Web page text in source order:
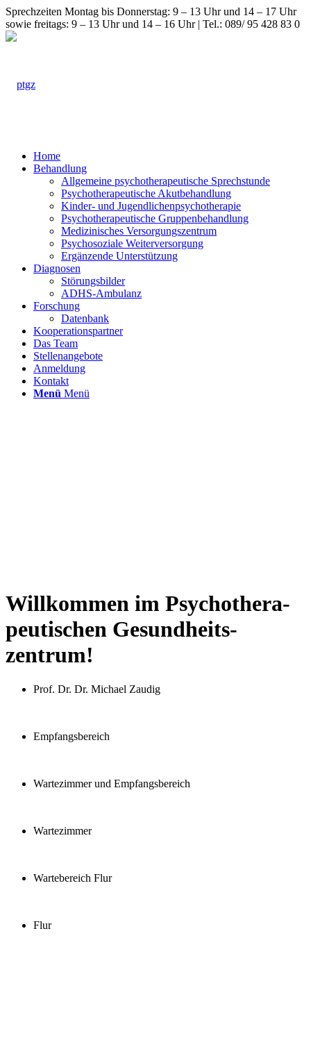
Sprechzeiten Montag bis Donnerstag: 9 – 13 Uhr und 14 – 17 Uhr
sowie freitags: 9 – 13 Uhr und 14 – 16 Uhr | Tel.: 089/ 95 428 83 0
Home
Behandlung
Allgemeine psychotherapeutische Sprechstunde
Psychotherapeutische Akutbehandlung
Kinder- und Jugendlichenpsychotherapie
Psychotherapeutische Gruppenbehandlung
Medizinisches Versorgungszentrum
Psychosoziale Weiterversorgung
Ergänzende Unterstützung
Diagnosen
Störungsbilder
ADHS-Ambulanz
Forschung
Datenbank
Kooperationspartner
Das Team
Stellenangebote
Anmeldung
Kontakt
Menü Menü
Willkommen im Psycho­­­thera­­­­­
peu­­­­tischen Gesund­­­­­heits­­­­­
zentrum!
Prof. Dr. Dr. Michael Zaudig
Empfangsbereich
Wartezimmer und Empfangsbereich
Wartezimmer
Wartebereich Flur
Flur